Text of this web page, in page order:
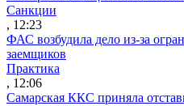
Санкции
, 12:23
ФАС возбудила дело из-за
заемщиков
Практика
, 12:06
Самарская ККС приняла